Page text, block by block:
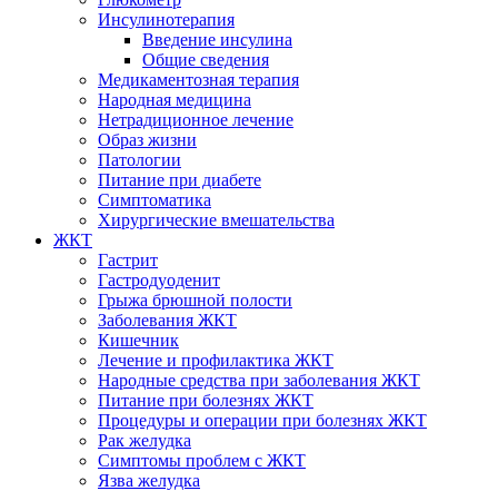
Инсулинотерапия
Введение инсулина
Общие сведения
Медикаментозная терапия
Народная медицина
Нетрадиционное лечение
Образ жизни
Патологии
Питание при диабете
Симптоматика
Хирургические вмешательства
ЖКТ
Гастрит
Гастродуоденит
Грыжа брюшной полости
Заболевания ЖКТ
Кишечник
Лечение и профилактика ЖКТ
Народные средства при заболевания ЖКТ
Питание при болезнях ЖКТ
Процедуры и операции при болезнях ЖКТ
Рак желудка
Симптомы проблем с ЖКТ
Язва желудка